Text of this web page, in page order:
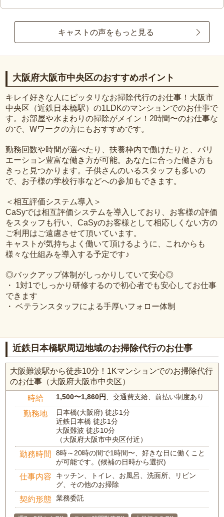
キャストの声をもっと見る
大阪府大阪市中央区のおすすめポイント
キレイ好きな人にピッタリなお掃除代行のお仕事！大阪市
中央区（近鉄日本橋駅）の1LDKのマンションでのお仕事で
す。お部屋や水まわりの掃除がメイン！2時間〜のお仕事な
ので、Wワークの方にもおすすめです。
勤務回数や時間が選べたり、扶養枠内で働けたりと、バリ
エーション豊富な働き方が可能。あなたに合った働き方も
きっと見つかります。子供さんのいるスタッフも多いの
で、お子様の学校行事などへの参加もできます。
＜相互評価システム導入＞
CaSyでは相互評価システムを導入しており、お客様の評価
をスタッフも行い、CaSyのお客様として相応しくない方の
ご利用はご遠慮させて頂いています。
キャストが気持ちよく働いて頂けるように、これからも
様々な仕組みを導入する予定です♪
◎バックアップ体制がしっかりしていて安心◎
・ 1対1でしっかり研修するので初心者でも安心してお仕事
できます
・ ベテランスタッフによる手厚いフォロー体制
近鉄日本橋駅周辺地域のお掃除代行のお仕事
大阪難波駅から徒歩10分！1Kマンションでのお掃除代行
のお仕事（大阪府大阪市中央区）
時給 1,500〜1,860円、交通費支給、前払い制度あり
勤務地
日本橋(大阪府) 徒歩1分
近鉄日本橋 徒歩1分
大阪難波 徒歩10分
（大阪府大阪市中央区付近）
勤務時間
8時～20時の間で1時間〜、好きな日に働くこと
が可能です。(候補の日時から選択)
仕事内容
キッチン、トイレ、お風呂、洗面所、リビン
グ、その他のお掃除
契約形態 業務委託